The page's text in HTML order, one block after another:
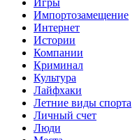
Импортозамещение
Интернет
Истории
Компании
Криминал
Культура
Лайфхаки
Летние виды спорта
Личный счет
Люди